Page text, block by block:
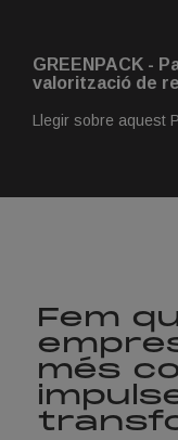
GREENPACK -
valorització de
Llegir sobre aquest
Fem
més